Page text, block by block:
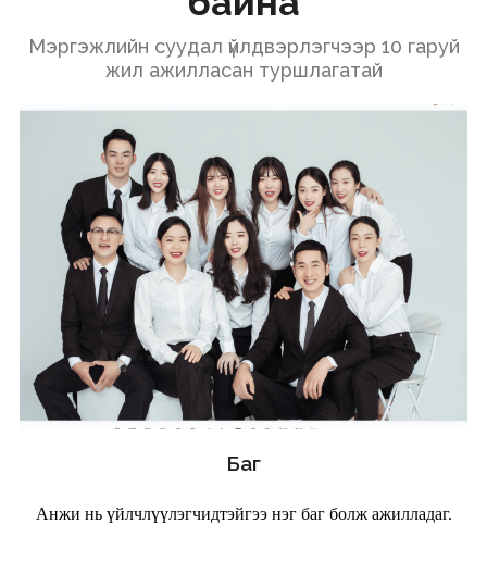
Мэргэжлийн суудал үйлдвэрлэгчээр 10 гаруй
жил ажилласан туршлагатай
Баг
Анжи нь үйлчлүүлэгчидтэйгээ нэг баг болж ажилладаг.